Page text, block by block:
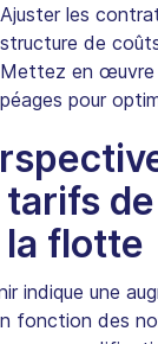
Ajuster les
structure de
Mettez en œuvre
péages pour
tarifs
la flotte
indique une
fonction des